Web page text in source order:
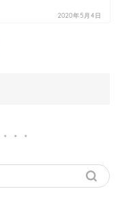
2020年5月4日